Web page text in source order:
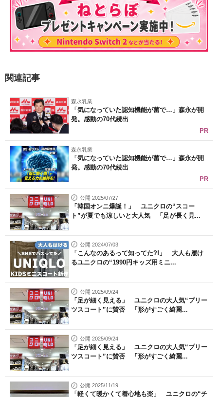
関連記事
森永乳業
「気になっていた認知機能が菌で…」森永が開
発。感動の70代続出
PR
森永乳業
「気になっていた認知機能が菌で…」森永が開
発。感動の70代続出
PR
公開 2025/07/27
「韓国オンニ爆誕！」 ユニクロの“スコー
ト”が夏でも涼しいと大人気 「足が長く見...
公開 2024/07/03
「こんなのあるって知ってた?!」 大人も履け
るユニクロの“1990円キッズ用ミニ...
公開 2025/09/24
「足が細く見える」 ユニクロの大人気“プリー
ツスコート”に賛否 「形がすごく綺麗...
公開 2025/09/24
「足が細く見える」 ユニクロの大人気“プリー
ツスコート”に賛否 「形がすごく綺麗...
公開 2025/11/19
「軽くて暖かくて着心地も楽」 ユニクロの“チ